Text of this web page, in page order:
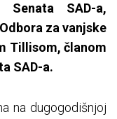
SAD-a,
za vanjske
Tillisom, članom
SAD-a.
na dugogodišnjoj